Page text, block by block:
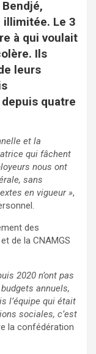
illimitée. Le 3
à qui voulait
Ils
leurs
quatre
et la
qui fâchent
nous ont
sans
en vigueur »,
des
de la CNAMGS
2020 n’ont pas
annuels,
l’équipe qui était
sociales, c’est
la confédération